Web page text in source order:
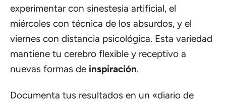
experimentar con sinestesia artificial, el
miércoles con técnica de los absurdos, y el
viernes con distancia psicológica. Esta variedad
mantiene tu cerebro flexible y receptivo a
nuevas formas de inspiración.
Documenta tus resultados en un «diario de